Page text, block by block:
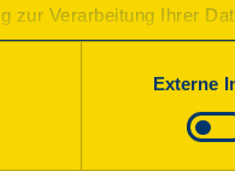
zur Verarbeitung Ihrer
nicht erforderlich und
werden nur
Externe
Sonntag,
Die